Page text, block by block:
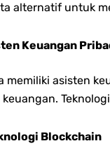
alternatif untuk
Keuangan
memiliki asisten
Blockchain